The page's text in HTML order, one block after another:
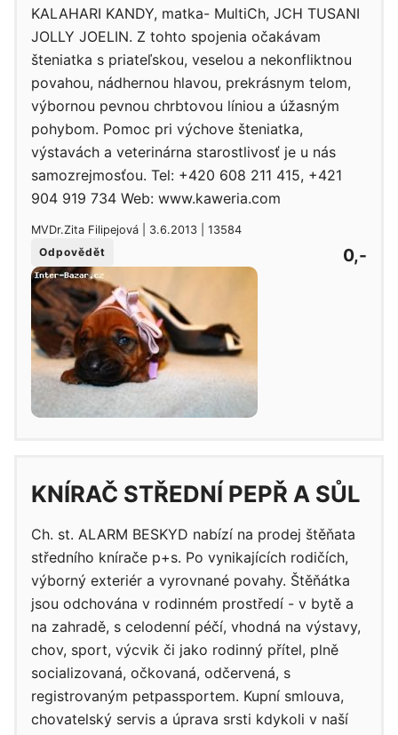
KALAHARI KANDY, matka- MultiCh, JCH TUSANI
JOLLY JOELIN. Z tohto spojenia očakávam
šteniatka s priateľskou, veselou a nekonfliktnou
povahou, nádhernou hlavou, prekrásnym telom,
výbornou pevnou chrbtovou líniou a úžasným
pohybom. Pomoc pri výchove šteniatka,
výstavách a veterinárna starostlivosť je u nás
samozrejmosťou. Tel: +420 608 211 415, +421
904 919 734 Web: www.kaweria.com
MVDr.Zita Filipejová | 3.6.2013 | 13584
Odpovědět
0,-
KNÍRAČ STŘEDNÍ PEPŘ A SŮL
Ch. st. ALARM BESKYD nabízí na prodej štěňata
středního knírače p+s. Po vynikajících rodičích,
výborný exteriér a vyrovnané povahy. Štěňátka
jsou odchována v rodinném prostředí - v bytě a
na zahradě, s celodenní péčí, vhodná na výstavy,
chov, sport, výcvik či jako rodinný přítel, plně
socializovaná, očkovaná, odčervená, s
registrovaným petpassportem. Kupní smlouva,
chovatelský servis a úprava srsti kdykoli v naší